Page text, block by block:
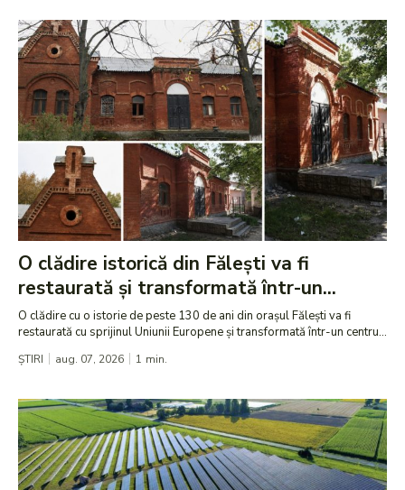
O clădire istorică din Fălești va fi
restaurată și transformată într-un...
O clădire cu o istorie de peste 130 de ani din orașul Fălești va fi
restaurată cu sprijinul Uniunii Europene și transformată într-un centru...
ȘTIRI aug. 07, 2026 1 min.